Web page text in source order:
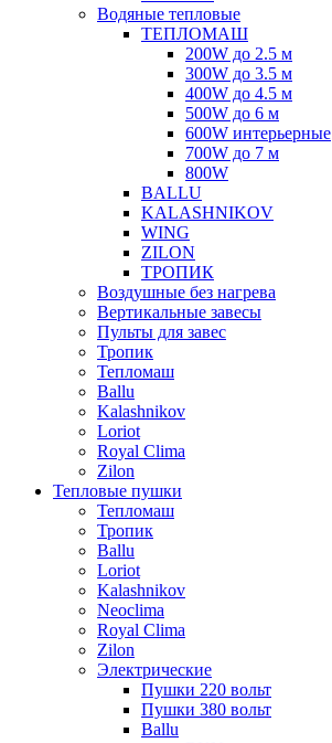
Водяные тепловые
ТЕПЛОМАШ
200W до 2.5 м
300W до 3.5 м
400W до 4.5 м
500W до 6 м
600W интерьерные
700W до 7 м
800W
BALLU
KALASHNIKOV
WING
ZILON
ТРОПИК
Воздушные без нагрева
Вертикальные завесы
Пульты для завес
Тропик
Тепломаш
Ballu
Kalashnikov
Loriot
Royal Clima
Zilon
Тепловые пушки
Тепломаш
Тропик
Ballu
Loriot
Kalashnikov
Neoclima
Royal Clima
Zilon
Электрические
Пушки 220 вольт
Пушки 380 вольт
Ballu